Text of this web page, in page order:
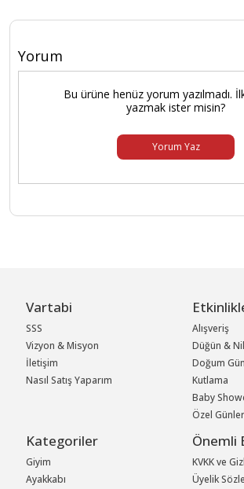
Yorum
Bu ürüne henüz yorum yazılmadı.
yazmak ister misin?
Yorum Yaz
Vartabi
SSS
Vizyon & Misyon
İletişim
Nasıl Satış Yaparım
Alışveriş
Düğün &
Doğum
Kutlama
Baby
Özel Günler
Kategoriler
Giyim
Ayakkabı
Önemli
KVKK ve
Üyelik